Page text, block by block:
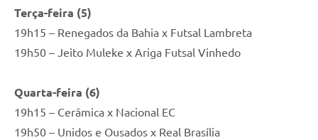
Terça-feira (5)
19h15 – Renegados da Bahia x Futsal Lambreta
19h50 – Jeito Muleke x Ariga Futsal Vinhedo
Quarta-feira (6)
19h15 – Cerâmica x Nacional EC
19h50 – Unidos e Ousados x Real Brasília